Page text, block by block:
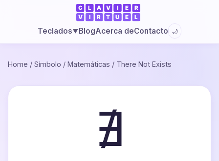
Teclados▼BlogAcerca deContacto 🌙
Home / Símbolo / Matemáticas / There Not Exists
∄